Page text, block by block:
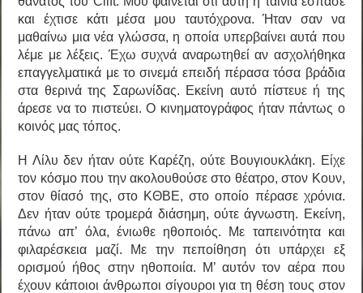
και έχτισε κάτι μέσα μου ταυτόχρονα. Ήταν σαν να
μαθαίνω μια νέα γλώσσα, η οποία υπερβαίνει αυτά που
λέμε με λέξεις. Έχω συχνά αναρωτηθεί αν ασχολήθηκα
επαγγελματικά με το σινεμά επειδή πέρασα τόσα βράδια
στα θερινά της Σαρωνίδας. Εκείνη αυτό πίστευε ή της
άρεσε να το πιστεύει. Ο κινηματογράφος ήταν πάντως ο
κοινός μας τόπος.
Η Λίλυ δεν ήταν ούτε Καρέζη, ούτε Βουγιουκλάκη. Είχε
τον κόσμο που την ακολουθούσε στο θέατρο, στον Κουν,
στον θίασό της, στο ΚΘΒΕ, στο οποίο πέρασε χρόνια.
Δεν ήταν ούτε τρομερά διάσημη, ούτε άγνωστη. Εκείνη,
πάνω απ’ όλα, ένιωθε ηθοποιός. Με ταπεινότητα και
φιλαρέσκεια μαζί. Με την πεποίθηση ότι υπάρχει εξ
ορισμού ήθος στην ηθοποιία. Μ’ αυτόν τον αέρα που
έχουν κάποιοι άνθρωποι σίγουροι για τη θέση τους στον